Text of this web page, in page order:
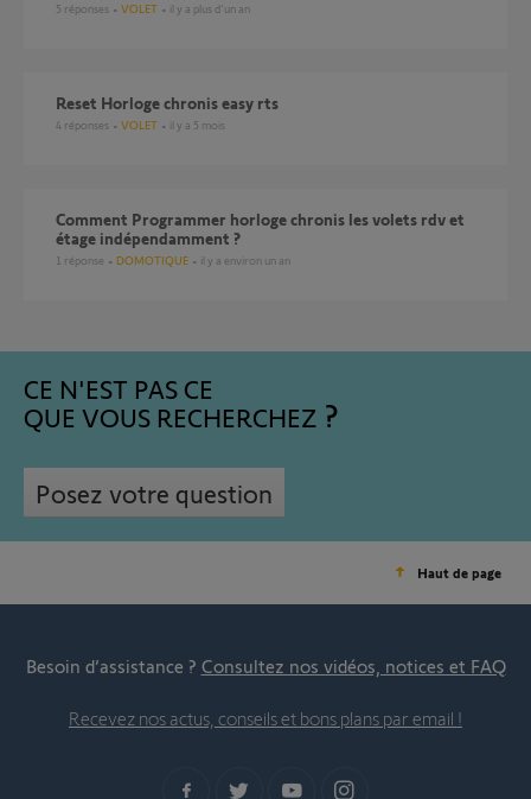
5 réponses VOLET il y a plus d'un an
Reset Horloge chronis easy rts
4 réponses VOLET il y a 5 mois
Comment Programmer horloge chronis les volets rdv et
étage indépendamment ?
1 réponse DOMOTIQUE il y a environ un an
CE N'EST PAS CE
QUE VOUS RECHERCHEZ
Posez votre question
Haut de page
Besoin d’assistance ? Consultez nos vidéos, notices et FAQ
Recevez nos actus, conseils et bons plans par email !